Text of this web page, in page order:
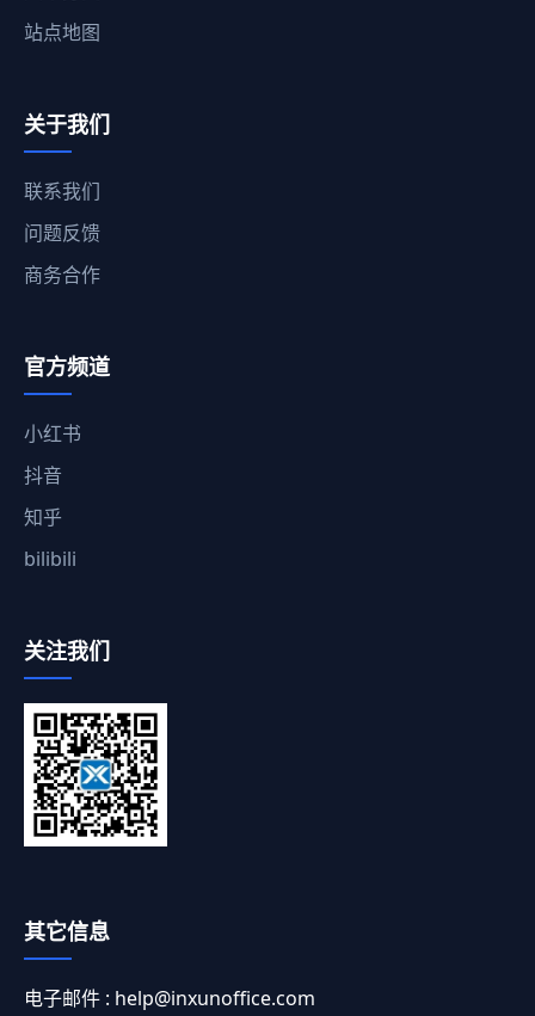
站点地图
关于我们
联系我们
问题反馈
商务合作
官方频道
小红书
抖音
知乎
bilibili
关注我们
其它信息
电子邮件 : help@inxunoffice.com